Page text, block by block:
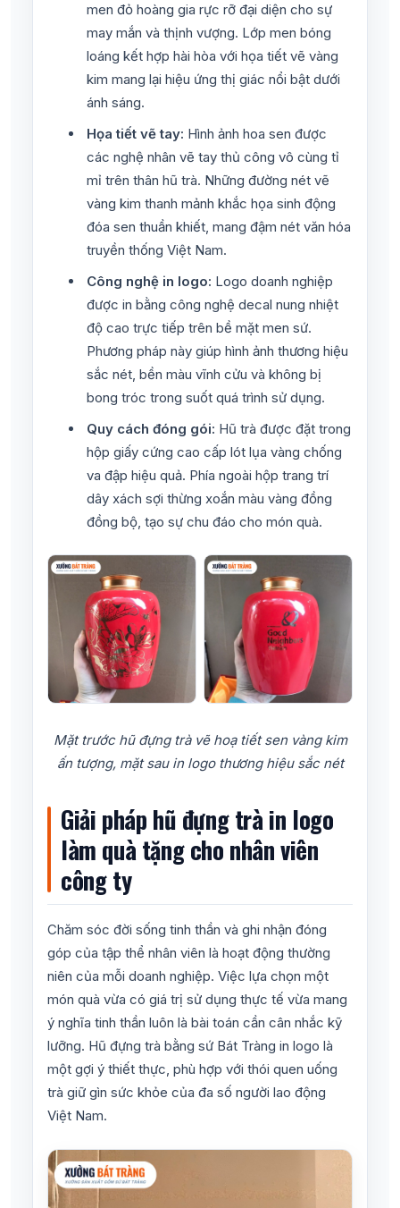
men đỏ hoàng gia rực rỡ đại diện cho sự
may mắn và thịnh vượng. Lớp men bóng
loáng kết hợp hài hòa với họa tiết vẽ vàng
kim mang lại hiệu ứng thị giác nổi bật dưới
ánh sáng.
Họa tiết vẽ tay: Hình ảnh hoa sen được
các nghệ nhân vẽ tay thủ công vô cùng tỉ
mỉ trên thân hũ trà. Những đường nét vẽ
vàng kim thanh mảnh khắc họa sinh động
đóa sen thuần khiết, mang đậm nét văn hóa
truyền thống Việt Nam.
Công nghệ in logo: Logo doanh nghiệp
được in bằng công nghệ decal nung nhiệt
độ cao trực tiếp trên bề mặt men sứ.
Phương pháp này giúp hình ảnh thương hiệu
sắc nét, bền màu vĩnh cửu và không bị
bong tróc trong suốt quá trình sử dụng.
Quy cách đóng gói: Hũ trà được đặt trong
hộp giấy cứng cao cấp lót lụa vàng chống
va đập hiệu quả. Phía ngoài hộp trang trí
dây xách sợi thừng xoắn màu vàng đồng
đồng bộ, tạo sự chu đáo cho món quà.
Mặt trước hũ đựng trà vẽ hoạ tiết sen vàng kim
ấn tượng, mặt sau in logo thương hiệu sắc nét
Giải pháp hũ đựng trà in logo
làm quà tặng cho nhân viên
công ty
Chăm sóc đời sống tinh thần và ghi nhận đóng
góp của tập thể nhân viên là hoạt động thường
niên của mỗi doanh nghiệp. Việc lựa chọn một
món quà vừa có giá trị sử dụng thực tế vừa mang
ý nghĩa tinh thần luôn là bài toán cần cân nhắc kỹ
lưỡng. Hũ đựng trà bằng sứ Bát Tràng in logo là
một gợi ý thiết thực, phù hợp với thói quen uống
trà giữ gìn sức khỏe của đa số người lao động
Việt Nam.